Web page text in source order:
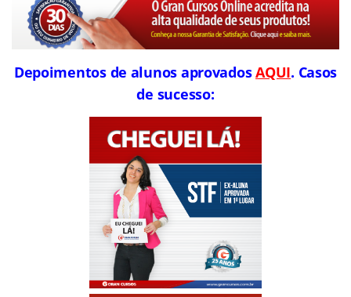
Depoimentos de alunos aprovadosAQUI. Casos
de sucesso: